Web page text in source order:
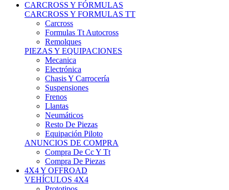
CARCROSS Y FÓRMULAS
CARCROSS Y FORMULAS TT
Carcross
Formulas Tt Autocross
Remolques
PIEZAS Y EQUIPACIONES
Mecanica
Electrónica
Chasis Y Carrocería
Suspensiones
Frenos
Llantas
Neumáticos
Resto De Piezas
Equipación Piloto
ANUNCIOS DE COMPRA
Compra De Cc Y Tt
Compra De Piezas
4X4 Y OFFROAD
VEHÍCULOS 4X4